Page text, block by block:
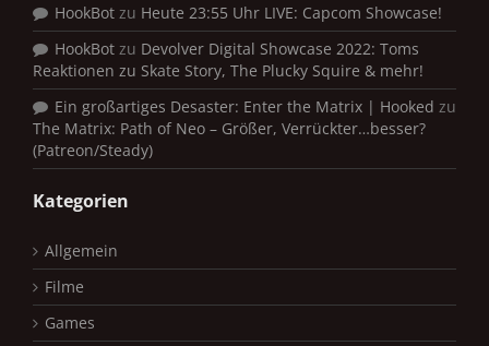
HookBot zu Heute 23:55 Uhr LIVE: Capcom Showcase!
HookBot zu Devolver Digital Showcase 2022: Toms
Reaktionen zu Skate Story, The Plucky Squire & mehr!
Ein großartiges Desaster: Enter the Matrix | Hooked zu
The Matrix: Path of Neo – Größer, Verrückter…besser?
(Patreon/Steady)
Kategorien
Allgemein
Filme
Games